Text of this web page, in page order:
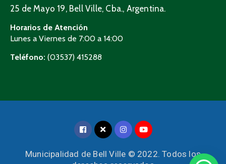
25 de Mayo 19, Bell Ville, Cba., Argentina.
Horarios de Atención
Lunes a Viernes de 7:00 a 14:00
Teléfono: (03537) 415288
Municipalidad de Bell Ville © 2022. Todos los